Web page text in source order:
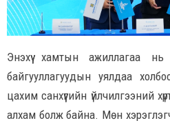
Энэхүү хамтын ажиллагаа
байгууллагуудын уялдаа
цахим санхүүгийн үйлчилгээний
алхам болж байна. Мөн